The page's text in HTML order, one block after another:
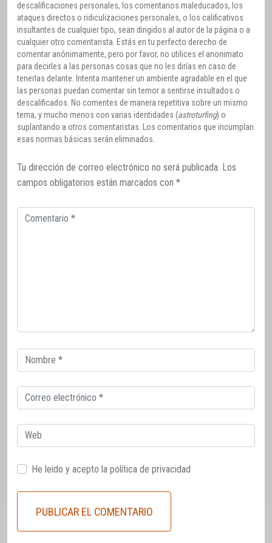
descalificaciones personales, los comentarios maleducados, los
ataques directos o ridiculizaciones personales, o los calificativos
insultantes de cualquier tipo, sean dirigidos al autor de la página o a
cualquier otro comentarista. Estás en tu perfecto derecho de
comentar anónimamente, pero por favor, no utilices el anonimato
para decirles a las personas cosas que no les dirías en caso de
tenerlas delante. Intenta mantener un ambiente agradable en el que
las personas puedan comentar sin temor a sentirse insultados o
descalificados. No comentes de manera repetitiva sobre un mismo
tema, y mucho menos con varias identidades (astroturfing) o
suplantando a otros comentaristas. Los comentarios que incumplan
esas normas básicas serán eliminados.
Tu dirección de correo electrónico no será publicada. Los
campos obligatorios están marcados con *
Comentario
Correo
electrónico
Correo
electrónico
Web
He leido y acepto la política de privacidad